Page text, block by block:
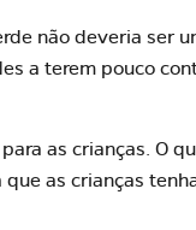
não deveria ser
a terem pouco
as crianças. O
as crianças